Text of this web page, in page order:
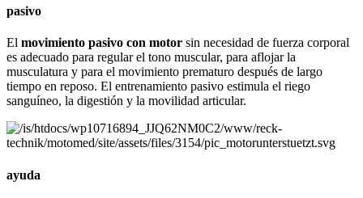
pasivo
El movimiento pasivo con motor sin necesidad de fuerza corporal
es adecuado para regular el tono muscular, para aflojar la
musculatura y para el movimiento prematuro después de largo
tiempo en reposo. El entrenamiento pasivo estimula el riego
sanguíneo, la digestión y la movilidad articular.
ayuda